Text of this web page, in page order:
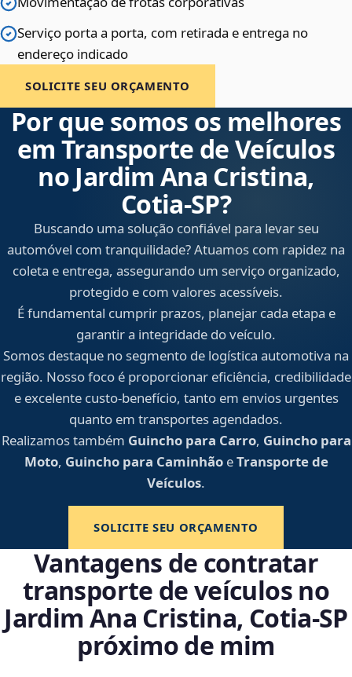
Serviço porta a porta, com retirada e entrega no
endereço indicado
SOLICITE SEU ORÇAMENTO
Por que somos os melhores
em Transporte de Veículos
no Jardim Ana Cristina,
Cotia‑SP?
Buscando uma solução confiável para levar seu
automóvel com tranquilidade? Atuamos com rapidez na
coleta e entrega, assegurando um serviço organizado,
protegido e com valores acessíveis.
É fundamental cumprir prazos, planejar cada etapa e
garantir a integridade do veículo.
Somos destaque no segmento de logística automotiva na
região. Nosso foco é proporcionar eficiência, credibilidade
e excelente custo-benefício, tanto em envios urgentes
quanto em transportes agendados.
Realizamos também Guincho para Carro, Guincho para
Moto, Guincho para CaminhãoeTransporte de
Veículos.
SOLICITE SEU ORÇAMENTO
Vantagens de contratar
transporte de veículos no
Jardim Ana Cristina, Cotia‑SP
próximo de mim